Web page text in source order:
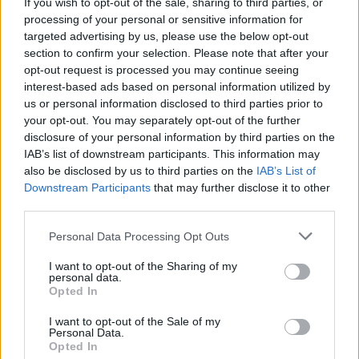
processing of your personal or sensitive information for
targeted advertising by us, please use the below opt-out
section to confirm your selection. Please note that after your
opt-out request is processed you may continue seeing
interest-based ads based on personal information utilized by
us or personal information disclosed to third parties prior to
your opt-out. You may separately opt-out of the further
disclosure of your personal information by third parties on the
IAB’s list of downstream participants. This information may
also be disclosed by us to third parties on the IAB’s List of
Downstream Participants that may further disclose it to other
Personal Data Processing Opt Outs
I want to opt-out of the Sharing of my
personal data.
Opted In
I want to opt-out of the Sale of my
Personal Data.
Opted In
kalendarin e Champions
muzikën: “O Rama, kaq
vendin? Keq e më keq!”